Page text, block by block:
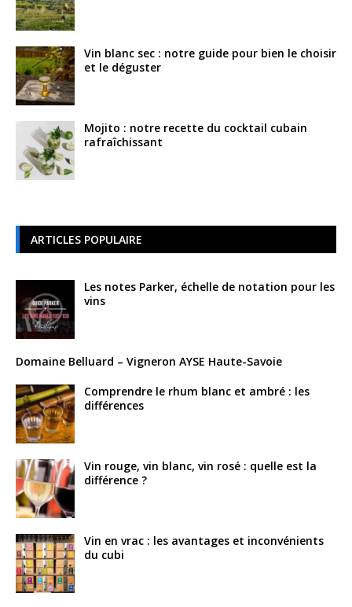
Vin blanc sec : notre guide pour bien le choisir
et le déguster
Mojito : notre recette du cocktail cubain
rafraîchissant
ARTICLES POPULAIRE
Les notes Parker, échelle de notation pour les
vins
Domaine Belluard – Vigneron AYSE Haute-Savoie
Comprendre le rhum blanc et ambré : les
différences
Vin rouge, vin blanc, vin rosé : quelle est la
différence ?
Vin en vrac : les avantages et inconvénients
du cubi